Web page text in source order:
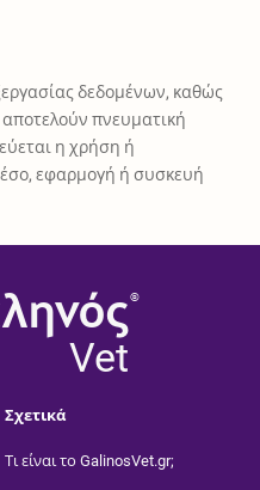
δεδομένων, καθώς
πνευματική
η χρήση ή
εφαρμογή ή συσκευή
®
Vet
Σχετικά
Τι είναι το GalinosVet.gr;